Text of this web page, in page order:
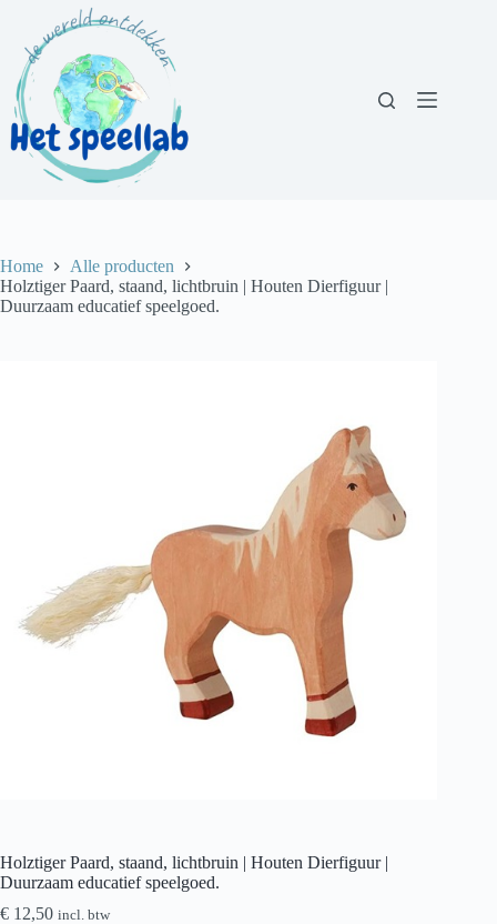
inhoud
Home
Alle producten
Holztiger Paard, staand, lichtbruin | Houten Dierfiguur |
Duurzaam educatief speelgoed.
Holztiger Paard, staand, lichtbruin | Houten Dierfiguur |
Duurzaam educatief speelgoed.
€ 12,50 incl. btw